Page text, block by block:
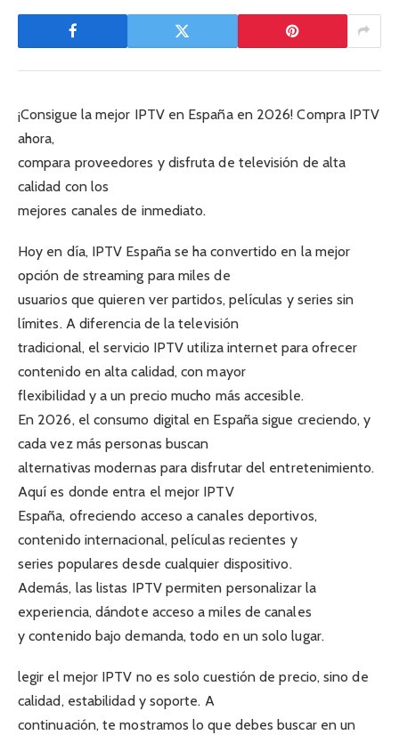
¡Consigue la mejor IPTV en España en 2026! Compra IPTV
ahora,
compara proveedores y disfruta de televisión de alta
calidad con los
mejores canales de inmediato.
Hoy en día, IPTV España se ha convertido en la mejor
opción de streaming para miles de
usuarios que quieren ver partidos, películas y series sin
límites. A diferencia de la televisión
tradicional, el servicio IPTV utiliza internet para ofrecer
contenido en alta calidad, con mayor
flexibilidad y a un precio mucho más accesible.
En 2026, el consumo digital en España sigue creciendo, y
cada vez más personas buscan
alternativas modernas para disfrutar del entretenimiento.
Aquí es donde entra el mejor IPTV
España, ofreciendo acceso a canales deportivos,
contenido internacional, películas recientes y
series populares desde cualquier dispositivo.
Además, las listas IPTV permiten personalizar la
experiencia, dándote acceso a miles de canales
y contenido bajo demanda, todo en un solo lugar.
legir el mejor IPTV no es solo cuestión de precio, sino de
calidad, estabilidad y soporte. A
continuación, te mostramos lo que debes buscar en un